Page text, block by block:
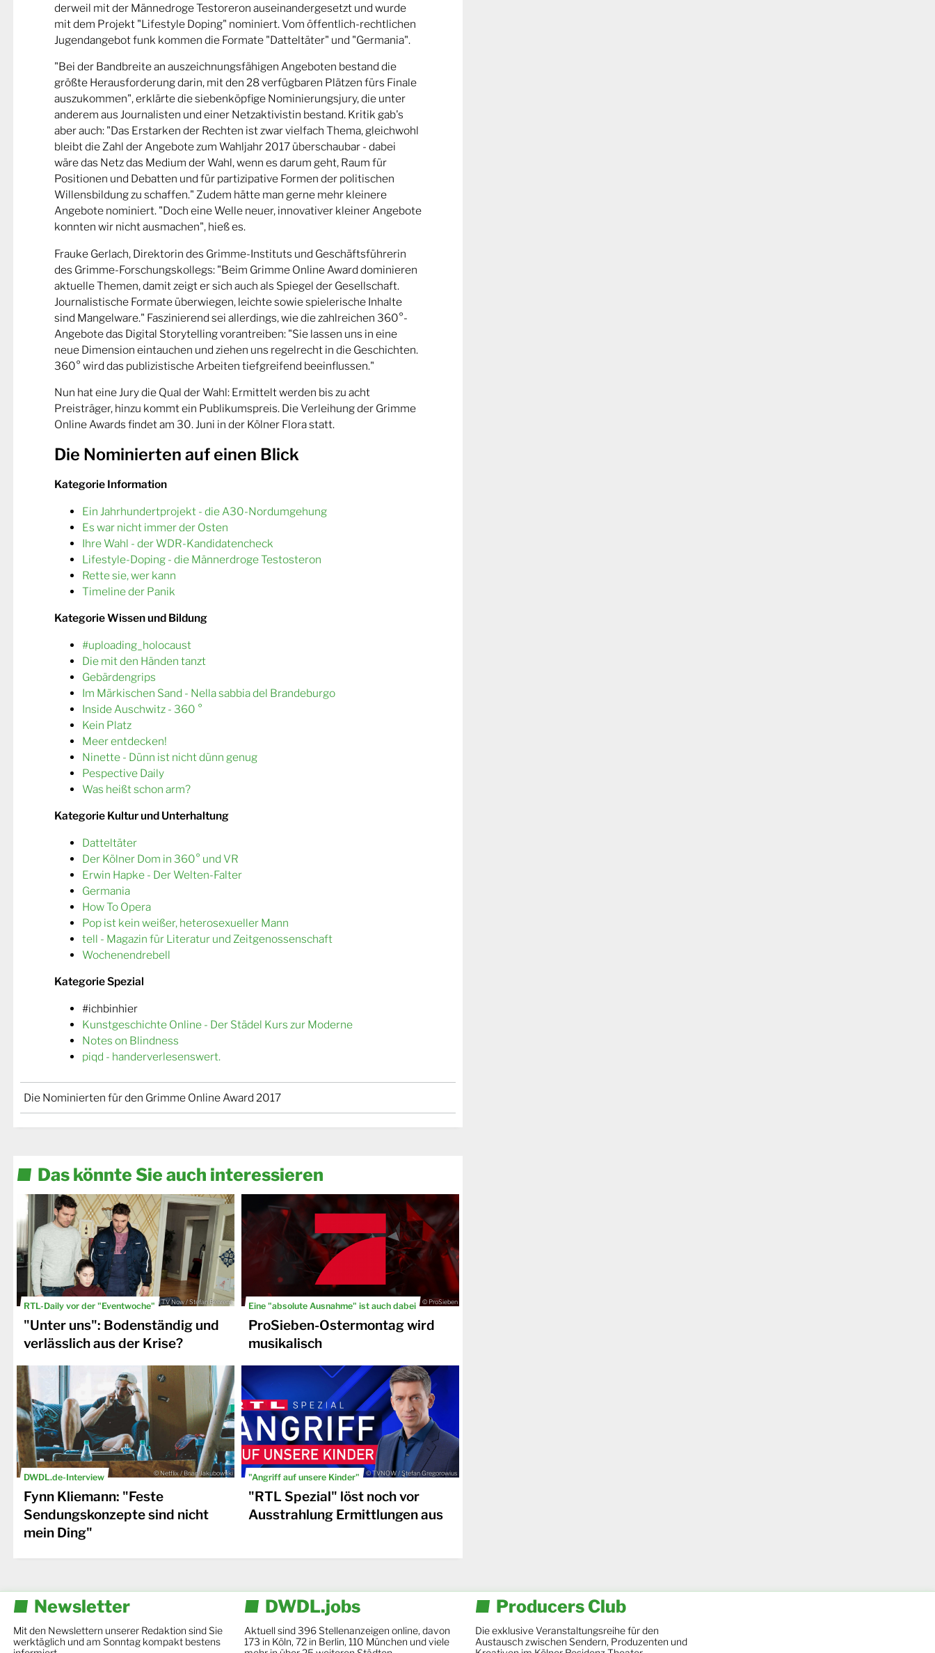
derweil mit der Männedroge Testoreron auseinandergesetzt und wurde
mit dem Projekt "Lifestyle Doping" nominiert. Vom öffentlich-rechtlichen
Jugendangebot funk kommen die Formate "Datteltäter" und "Germania".
"Bei der Bandbreite an auszeichnungsfähigen Angeboten bestand die
größte Herausforderung darin, mit den 28 verfügbaren Plätzen fürs Finale
auszukommen", erklärte die siebenköpfige Nominierungsjury, die unter
anderem aus Journalisten und einer Netzaktivistin bestand. Kritik gab's
aber auch: "Das Erstarken der Rechten ist zwar vielfach Thema, gleichwohl
bleibt die Zahl der Angebote zum Wahljahr 2017 überschaubar - dabei
wäre das Netz das Medium der Wahl, wenn es darum geht, Raum für
Positionen und Debatten und für partizipative Formen der politischen
Willensbildung zu schaffen." Zudem hätte man gerne mehr kleinere
Angebote nominiert. "Doch eine Welle neuer, innovativer kleiner Angebote
konnten wir nicht ausmachen", hieß es.
Frauke Gerlach, Direktorin des Grimme-Instituts und Geschäftsführerin
des Grimme-Forschungskollegs: "Beim Grimme Online Award dominieren
aktuelle Themen, damit zeigt er sich auch als Spiegel der Gesellschaft.
Journalistische Formate überwiegen, leichte sowie spielerische Inhalte
sind Mangelware." Faszinierend sei allerdings, wie die zahlreichen 360°-
Angebote das Digital Storytelling vorantreiben: "Sie lassen uns in eine
neue Dimension eintauchen und ziehen uns regelrecht in die Geschichten.
360° wird das publizistische Arbeiten tiefgreifend beeinflussen."
Nun hat eine Jury die Qual der Wahl: Ermittelt werden bis zu acht
Preisträger, hinzu kommt ein Publikumspreis. Die Verleihung der Grimme
Online Awards findet am 30. Juni in der Kölner Flora statt.
Die Nominierten auf einen Blick
Kategorie Information
Ein Jahrhundertprojekt - die A30-Nordumgehung
Es war nicht immer der Osten
Ihre Wahl - der WDR-Kandidatencheck
Lifestyle-Doping - die Männerdroge Testosteron
Rette sie, wer kann
Timeline der Panik
Kategorie Wissen und Bildung
#uploading_holocaust
Die mit den Händen tanzt
Gebärdengrips
Im Märkischen Sand - Nella sabbia del Brandeburgo
Inside Auschwitz - 360 °
Kein Platz
Meer entdecken!
Ninette - Dünn ist nicht dünn genug
Pespective Daily
Was heißt schon arm?
Kategorie Kultur und Unterhaltung
Datteltäter
Der Kölner Dom in 360° und VR
Erwin Hapke - Der Welten-Falter
Germania
How To Opera
Pop ist kein weißer, heterosexueller Mann
tell - Magazin für Literatur und Zeitgenossenschaft
Wochenendrebell
Kategorie Spezial
#ichbinhier
Kunstgeschichte Online - Der Städel Kurs zur Moderne
Notes on Blindness
piqd - handerverlesenswert.
Die Nominierten für den Grimme Online Award 2017
Das könnte Sie auch interessieren
RTL-Daily vor der "Eventwoche" © TV Now / Stefan Behrens
"Unter uns": Bodenständig und
verlässlich aus der Krise?
Eine "absolute Ausnahme" ist auch dabei © ProSieben
ProSieben-Ostermontag wird
musikalisch
DWDL.de-Interview © Netflix / Brian Jakubowski
Fynn Kliemann: "Feste
Sendungskonzepte sind nicht
mein Ding"
"Angriff auf unsere Kinder" © TVNOW / Stefan Gregorowius
"RTL Spezial" löst noch vor
Ausstrahlung Ermittlungen aus
Newsletter
Mit den Newslettern unserer Redaktion sind Sie
werktäglich und am Sonntag kompakt bestens
DWDL.jobs
Aktuell sind 396 Stellenanzeigen online, davon
173 in Köln, 72 in Berlin, 110 München und viele
Producers Club
Die exklusive Veranstaltungsreihe für den
Austausch zwischen Sendern, Produzenten und